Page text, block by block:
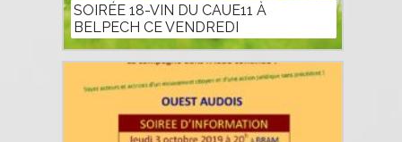
SOIRÉE 18-VIN DU CAUE11 À
BELPECH CE VENDREDI